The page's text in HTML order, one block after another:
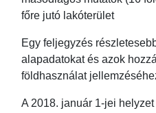
főre jutó lakóterület
Egy feljegyzés
alapadatokat és azok
földhasználat
A 2018. január 1-jei